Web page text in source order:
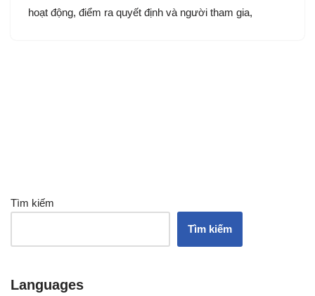
hoạt động, điểm ra quyết định và người tham gia,
Tìm kiếm
Tìm kiếm
Languages